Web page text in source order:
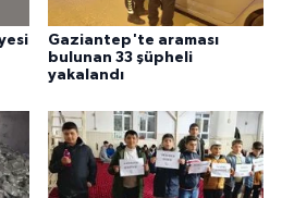
Gaziantep'te araması
bulunan 33 şüpheli
yakalandı